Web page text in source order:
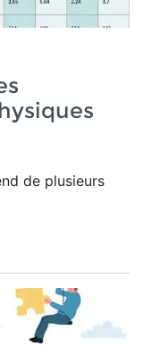
de plusieurs